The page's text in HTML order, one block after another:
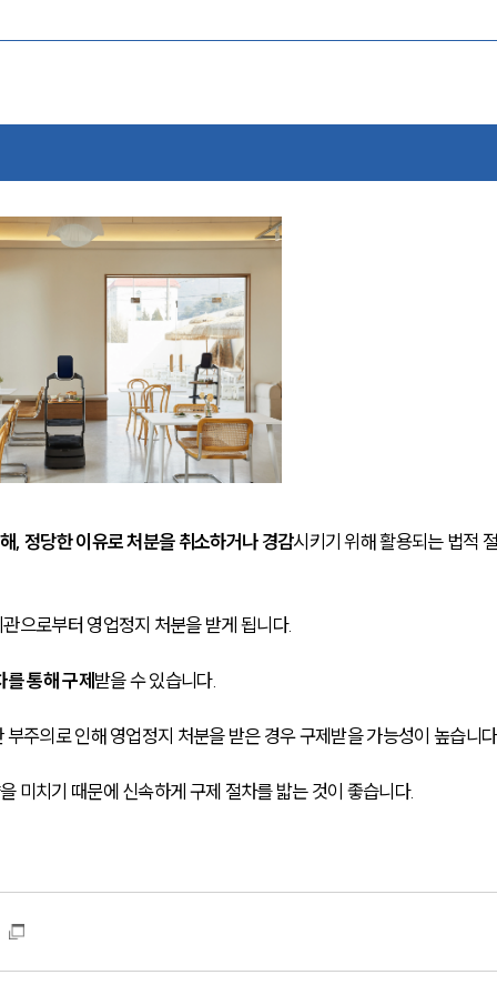
, 정당한 이유로 처분을 취소하거나 경감시키기 위해 활용되는 법적
으로부터 영업정지 처분을 받게 됩니다.
통해 구제받을 수 있습니다.
주의로 인해 영업정지 처분을 받은 경우 구제받을 가능성이 높습니
미치기 때문에 신속하게 구제 절차를 밟는 것이 좋습니다.